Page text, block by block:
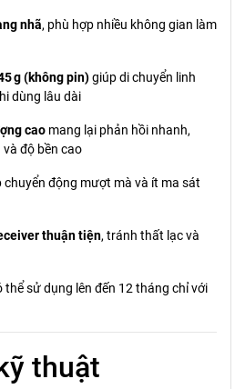
nhã, phù hợp nhiều không gian làm
g (không pin)giúp di chuyển linh
dùng lâu dài
cao mang lại phản hồi nhanh,
độ bền cao
chuyển động mượt mà và ít ma sát
thuận tiện, tránh thất lạc và
thể sử dụng lên đến 12 tháng chỉ với
thuật